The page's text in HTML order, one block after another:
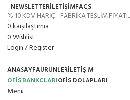
NEWSLETTERİLETİŞİMFAQS
% 10 KDV HARİÇ - FABRİKA TESLİM FİYATI..
0karşılaştırma
0Wishlist
Login / Register
ANASAYFAÜRÜNLERİLETIŞIM
OFİS BANKOLARIOFIS DOLAPLARI
Menu